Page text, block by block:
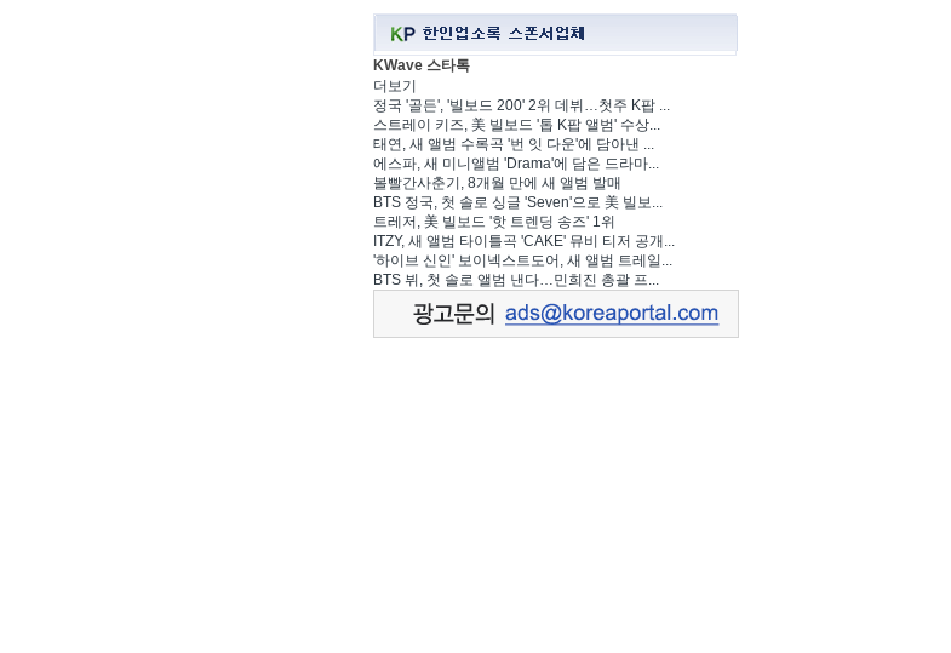
KWave 스타톡
더보기
정국 '골든', '빌보드 200' 2위 데뷔…첫주 K팝 ...
스트레이 키즈, 美 빌보드 '톱 K팝 앨범' 수상...
태연, 새 앨범 수록곡 '번 잇 다운'에 담아낸 ...
에스파, 새 미니앨범 'Drama'에 담은 드라마...
볼빨간사춘기, 8개월 만에 새 앨범 발매
BTS 정국, 첫 솔로 싱글 'Seven'으로 美 빌보...
트레저, 美 빌보드 '핫 트렌딩 송즈' 1위
ITZY, 새 앨범 타이틀곡 'CAKE' 뮤비 티저 공개...
'하이브 신인' 보이넥스트도어, 새 앨범 트레일...
BTS 뷔, 첫 솔로 앨범 낸다…민희진 총괄 프...